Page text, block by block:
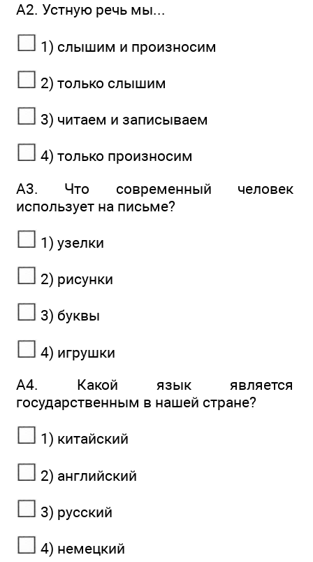
А2. Устную речь мы...
1) слышим и произносим
2) только слышим
3) читаем и записываем
4) только произносим
А3. Что современный человек
использует на письме?
1) узелки
2) рисунки
3) буквы
4) игрушки
А4. Какой язык является
государственным в нашей стране?
1) китайский
2) английский
3) русский
4) немецкий